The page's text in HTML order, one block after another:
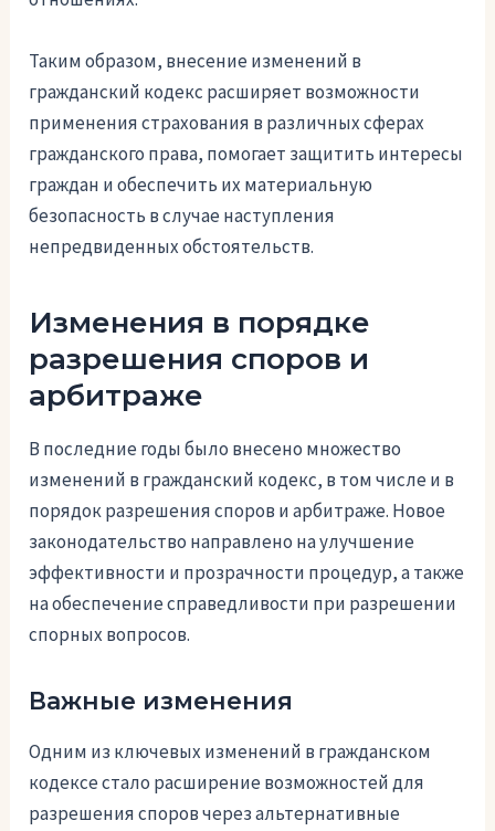
Таким образом, внесение изменений в
гражданский кодекс расширяет возможности
применения страхования в различных сферах
гражданского права, помогает защитить интересы
граждан и обеспечить их материальную
безопасность в случае наступления
непредвиденных обстоятельств.
Изменения в порядке
разрешения споров и
арбитраже
В последние годы было внесено множество
изменений в гражданский кодекс, в том числе и в
порядок разрешения споров и арбитраже. Новое
законодательство направлено на улучшение
эффективности и прозрачности процедур, а также
на обеспечение справедливости при разрешении
спорных вопросов.
Важные изменения
Одним из ключевых изменений в гражданском
кодексе стало расширение возможностей для
разрешения споров через альтернативные